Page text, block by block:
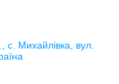
с. Михайлівка, вул.